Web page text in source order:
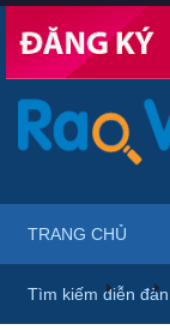
Diễn đàn ...
TRANG CHỦ
Tìm kiếm diễn đàn